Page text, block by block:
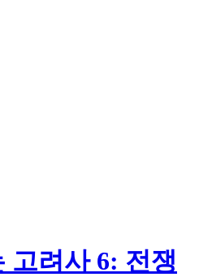
고려사 6: 전쟁